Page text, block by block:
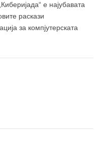
е најубавата
раскази
за компјутерската